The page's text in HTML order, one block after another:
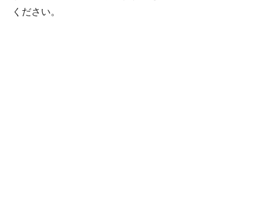
ください。